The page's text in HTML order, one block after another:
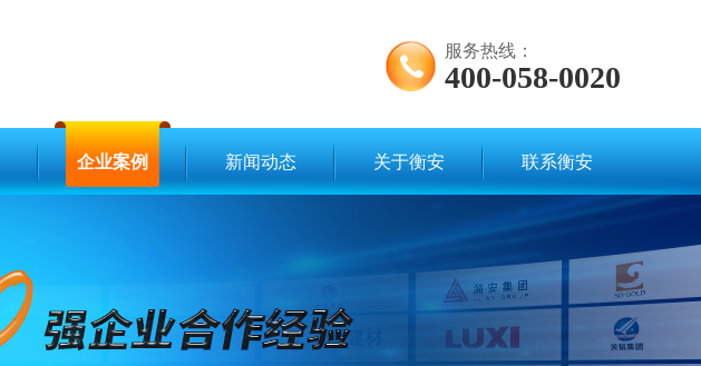
服务热线：
400-058-0020
企业案例 新闻动态 关于衡安 联系衡安